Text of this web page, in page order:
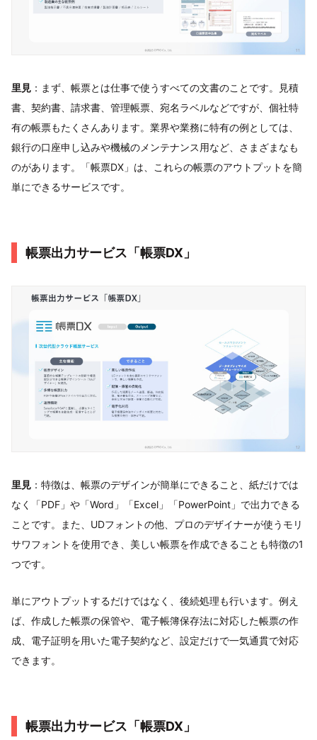
里見 ：まず、帳票とは仕事で使うすべての文書のことです。見積
書、契約書、請求書、管理帳票、宛名ラベルなどですが、個社特
有の帳票もたくさんあります。業界や業務に特有の例としては、
銀行の口座申し込みや機械のメンテナンス用など、さまざまなも
のがあります。「帳票DX」は、これらの帳票のアウトプットを簡
単にできるサービスです。
帳票出力サービス「帳票DX」
里見 ：特徴は、帳票のデザインが簡単にできること、紙だけでは
なく「PDF」や「Word」「Excel」「PowerPoint」で出力できる
ことです。また、UDフォントの他、プロのデザイナーが使うモリ
サワフォントを使用でき、美しい帳票を作成できることも特徴の1
つです。
単にアウトプットするだけではなく、後続処理も行います。例え
ば、作成した帳票の保管や、電子帳簿保存法に対応した帳票の作
成、電子証明を用いた電子契約など、設定だけで一気通貫で対応
できます。
帳票出力サービス「帳票DX」